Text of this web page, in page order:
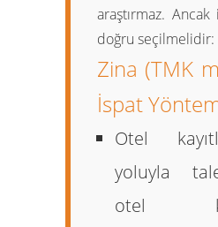
araştırmaz.
doğru seçilmelidir:
Zina (TMK
İspat
Otel
yoluyla
otel